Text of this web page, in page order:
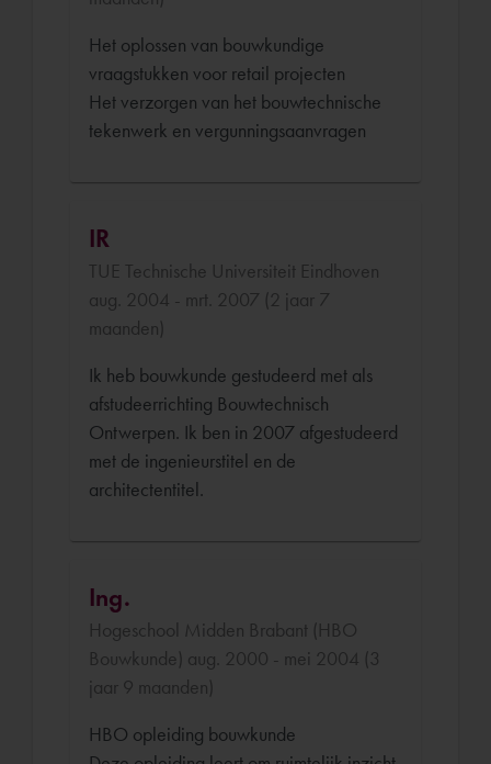
Het oplossen van bouwkundige
vraagstukken voor retail projecten
Het verzorgen van het bouwtechnische
tekenwerk en vergunningsaanvragen
IR
TUE Technische Universiteit Eindhoven
aug. 2004 - mrt. 2007 (2 jaar 7
maanden)
Ik heb bouwkunde gestudeerd met als
afstudeerrichting Bouwtechnisch
Ontwerpen. Ik ben in 2007 afgestudeerd
met de ingenieurstitel en de
architectentitel.
Ing.
Hogeschool Midden Brabant (HBO
Bouwkunde) aug. 2000 - mei 2004 (3
jaar 9 maanden)
HBO opleiding bouwkunde